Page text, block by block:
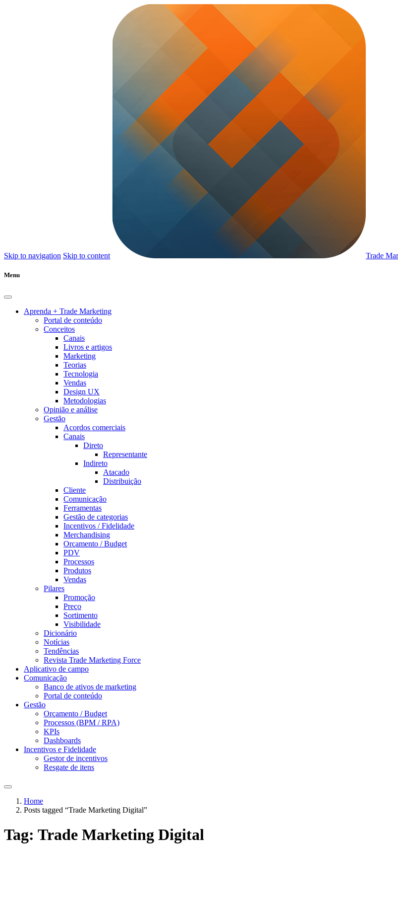
Skip to navigation Skip to content Trade
Menu
Aprenda + Trade Marketing
Portal de conteúdo
Conceitos
Canais
Livros e artigos
Marketing
Teorias
Tecnologia
Vendas
Design UX
Metodologias
Opinião e análise
Gestão
Acordos comerciais
Canais
Direto
Representante
Indireto
Atacado
Distribuição
Cliente
Comunicação
Ferramentas
Gestão de categorias
Incentivos / Fidelidade
Merchandising
Orçamento / Budget
PDV
Processos
Produtos
Vendas
Pilares
Promoção
Preço
Sortimento
Visibilidade
Dicionário
Notícias
Tendências
Revista Trade Marketing Force
Aplicativo de campo
Comunicação
Banco de ativos de marketing
Portal de conteúdo
Gestão
Orçamento / Budget
Processos (BPM / RPA)
KPIs
Dashboards
Incentivos e Fidelidade
Gestor de incentivos
Resgate de itens
Home
Posts tagged “Trade Marketing Digital”
Tag: Trade Marketing Digital